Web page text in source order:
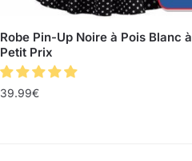
Robe Pin-Up Noire à Pois Blanc à
Petit Prix
39.99€